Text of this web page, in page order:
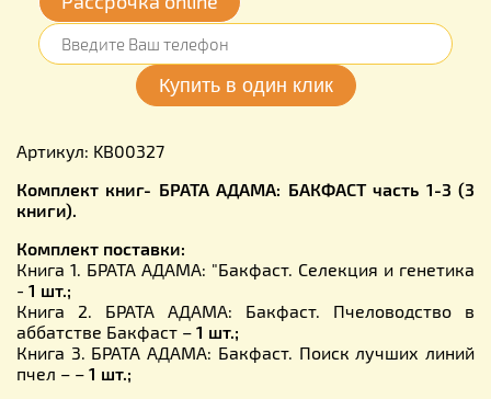
Артикул: KB00327
Комплект книг- БРАТА АДАМА: БАКФАСТ часть 1-3 (3
книги).
Комплект поставки:
Книга 1. БРАТА АДАМА: "Бакфаст. Селекция и генетика
- 1 шт.;
Книга 2. БРАТА АДАМА: Бакфаст. Пчеловодство в
аббатстве Бакфаст – 1 шт.;
Книга 3. БРАТА АДАМА: Бакфаст. Поиск лучших линий
пчел – – 1 шт.;